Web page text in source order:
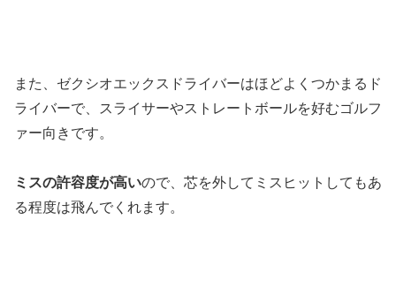
また、ゼクシオエックスドライバーはほどよくつかまるド
ライバーで、
スライサーやストレートボールを好むゴルフ
ァー向き です。
ミスの許容度が高いので、 芯を外してミスヒットしてもあ
る程度は飛んでくれます。